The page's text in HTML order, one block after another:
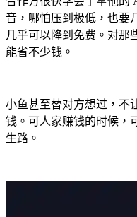
音，哪怕压到极低，也要
几乎可以降到免费。对那
能省不少钱。
小鱼甚至替对方想过，不
钱。可人家赚钱的时候，
生路。